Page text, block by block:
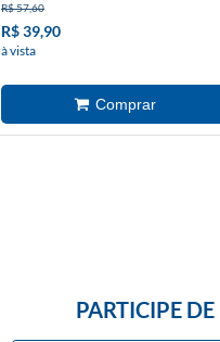
R$ 57,60
R$ 39,90
à vista
PARTICIPE